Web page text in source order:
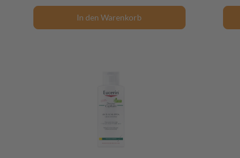
In den Warenkorb